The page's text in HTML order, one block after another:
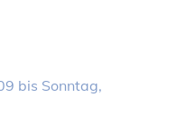
bis Sonntag,